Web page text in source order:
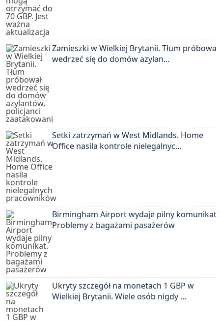
Zamieszki w Wielkiej Brytanii. Tłum próbował
wedrzeć się do domów azylan…
Setki zatrzymań w West Midlands. Home
Office nasila kontrole nielegalnyc…
Birmingham Airport wydaje pilny komunikat.
Problemy z bagażami pasażerów
Ukryty szczegół na monetach 1 GBP w
Wielkiej Brytanii. Wiele osób nigdy …